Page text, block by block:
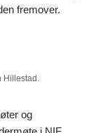
fremover.
Hillestad.
og